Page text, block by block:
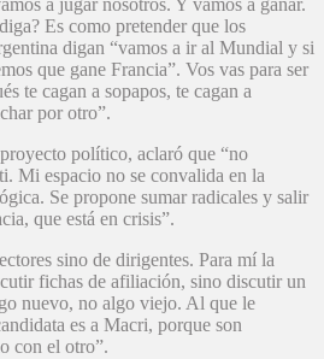
a jugar nosotros. Y vamos a ganar.
Es como pretender que los
digan “vamos a ir al Mundial y si
que gane Francia”. Vos vas para ser
te cagan a sopapos, te cagan a
por otro”.
político, aclaró que “no
Mi espacio no se convalida en la
Se propone sumar radicales y salir
que está en crisis”.
sino de dirigentes. Para mí la
fichas de afiliación, sino discutir un
nuevo, no algo viejo. Al que le
es a Macri, porque son
con el otro”.